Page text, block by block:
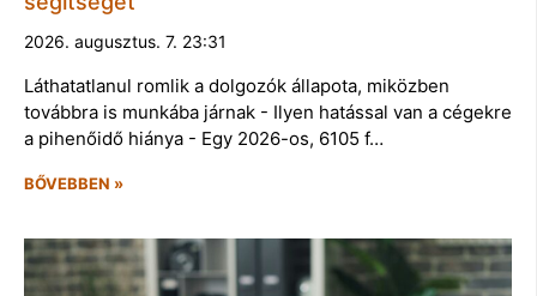
2026. augusztus. 7. 23:31
Láthatatlanul romlik a dolgozók állapota, miközben
továbbra is munkába járnak - Ilyen hatással van a cégekre
a pihenőidő hiánya - Egy 2026-os, 6105 f…
BŐVEBBEN »